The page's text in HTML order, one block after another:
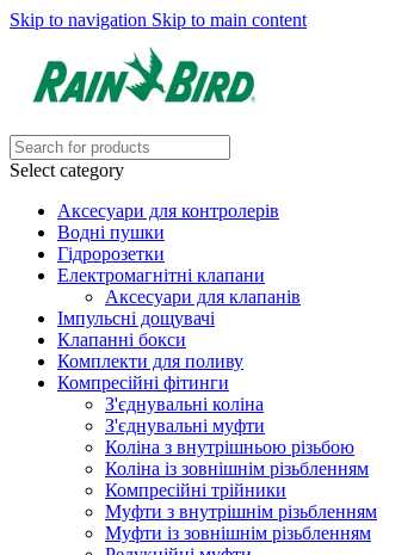
Skip to navigation Skip to main content
Select category
Аксесуари для контролерів
Водні пушки
Гідророзетки
Електромагнітні клапани
Аксесуари для клапанів
Імпульсні дощувачі
Клапанні бокси
Комплекти для поливу
Компресійні фітинги
З'єднувальні коліна
З'єднувальні муфти
Коліна з внутрішньою різьбою
Коліна із зовнішнім різьбленням
Компресійні трійники
Муфти з внутрішнім різьбленням
Муфти із зовнішнім різьбленням